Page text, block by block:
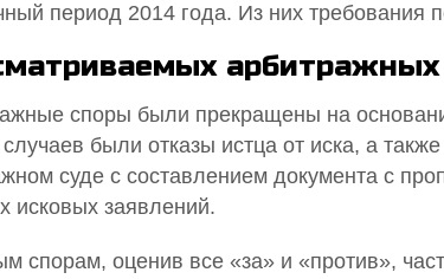
период 2014 года. Из них
споры были прекращены на
случаев были отказы истца от иска, а
суде с составлением документа с
исковых заявлений.
спорам, оценив все «за» и «против»,